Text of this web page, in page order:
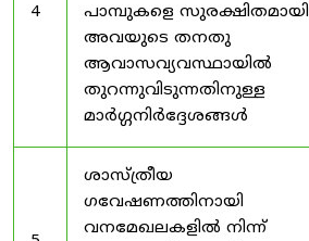
4
പാമ്പുകളെ സുരക്ഷിതമായി
അവയുടെ തനതു
ആവാസവ്യവസ്ഥായിൽ
തുറന്നുവിടുന്നതിനുള്ള
മാർഗ്ഗനിർദ്ദേശങ്ങൾ
ശാസ്ത്രീയ
ഗവേഷണത്തിനായി
വനമേഖലകളിൽ നിന്ന്